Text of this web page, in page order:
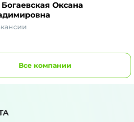
Оксана
Все компании